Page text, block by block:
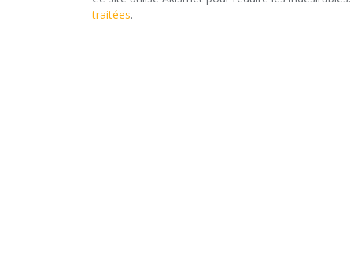
traitées.